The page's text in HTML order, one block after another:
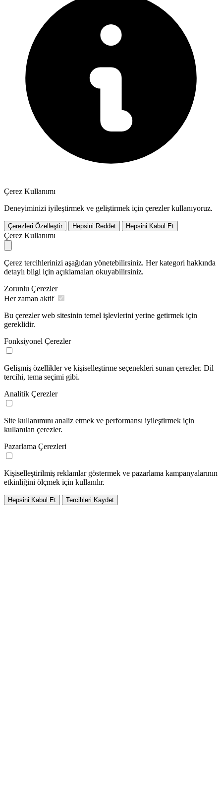
Çerez Kullanımı
Deneyiminizi iyileştirmek ve geliştirmek için çerezler kullanıyoruz.
Çerezleri Özelleştir Hepsini Reddet Hepsini Kabul Et
Çerez Kullanımı
Çerez tercihlerinizi aşağıdan yönetebilirsiniz. Her kategori hakkında
detaylı bilgi için açıklamaları okuyabilirsiniz.
Zorunlu Çerezler
Her zaman aktif
Bu çerezler web sitesinin temel işlevlerini yerine getirmek için
gereklidir.
Fonksiyonel Çerezler
Gelişmiş özellikler ve kişiselleştirme seçenekleri sunan çerezler. Dil
tercihi, tema seçimi gibi.
Analitik Çerezler
Site kullanımını analiz etmek ve performansı iyileştirmek için
kullanılan çerezler.
Pazarlama Çerezleri
Kişiselleştirilmiş reklamlar göstermek ve pazarlama kampanyalarının
etkinliğini ölçmek için kullanılır.
Hepsini Kabul Et Tercihleri Kaydet